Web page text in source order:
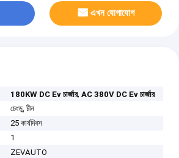
এখন যোগাযোগ
180KW DC Ev চার্জার,AC 380V DC Ev চার্জার
চেংডু, চীন
25 কার্যদিবস
1
ZEVAUTO